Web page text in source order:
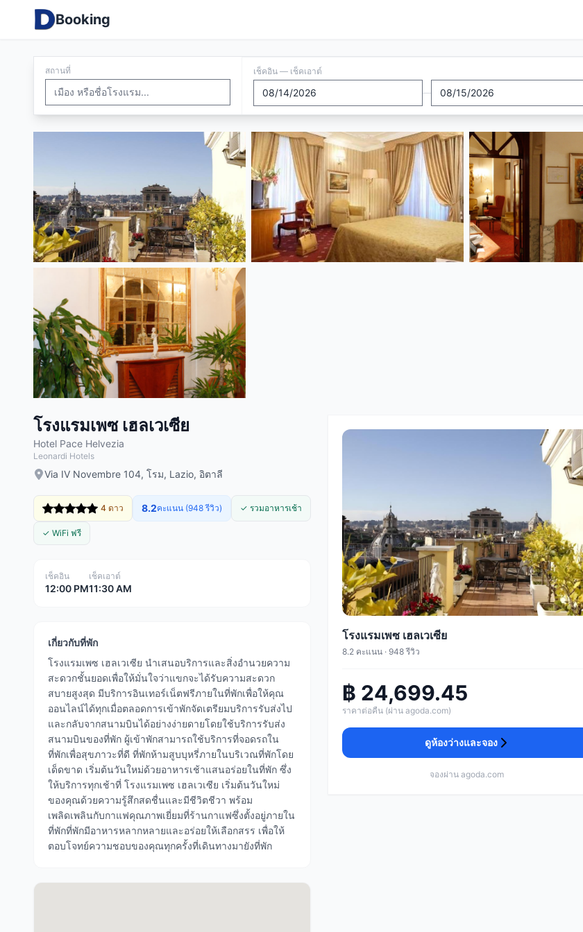
Booking
สถานที่ เช็คอิน — เช็คเอาต์
—
โรงแรมเพซ เฮลเวเซีย
Hotel Pace Helvezia
Leonardi Hotels
Via IV Novembre 104, โรม, Lazio, อิตาลี
4 ดาว 8.2คะแนน (948 รีวิว) ✓ รวมอาหารเช้า
✓ WiFi ฟรี
เช็คอิน
12:00 PM
เช็คเอาต์
11:30 AM
เกี่ยวกับที่พัก
โรงแรมเพซ เฮลเวเซีย นำเสนอบริการและสิ่งอำนวยความ
สะดวกชั้นยอดเพื่อให้มั่นใจว่าแขกจะได้รับความสะดวก
สบายสูงสุด มีบริการอินเทอร์เน็ตฟรีภายในที่พักเพื่อให้คุณ
ออนไลน์ได้ทุกเมื่อตลอดการเข้าพักจัดเตรียมบริการรับส่งไป
และกลับจากสนามบินได้อย่างง่ายดายโดยใช้บริการรับส่ง
สนามบินของที่พัก ผู้เข้าพักสามารถใช้บริการที่จอดรถใน
ที่พักเพื่อสุขภาวะที่ดี ที่พักห้ามสูบบุหรี่ภายในบริเวณที่พักโดย
เด็ดขาด เริ่มต้นวันใหม่ด้วยอาหารเช้าแสนอร่อยในที่พัก ซึ่ง
ให้บริการทุกเช้าที่ โรงแรมเพซ เฮลเวเซีย เริ่มต้นวันใหม่
ของคุณด้วยความรู้สึกสดชื่นและมีชีวิตชีวา พร้อม
เพลิดเพลินกับกาแฟคุณภาพเยี่ยมที่ร้านกาแฟซึ่งตั้งอยู่ภายใน
ที่พักที่พักมีอาหารหลากหลายและอร่อยให้เลือกสรร เพื่อให้
ตอบโจทย์ความชอบของคุณทุกครั้งที่เดินทางมายังที่พัก
โรงแรมเพซ เฮลเวเซีย
8.2 คะแนน · 948 รีวิว
฿ 24,699.45
ราคาต่อคืน (ผ่าน agoda.com)
ดูห้องว่างและจอง
จองผ่าน agoda.com